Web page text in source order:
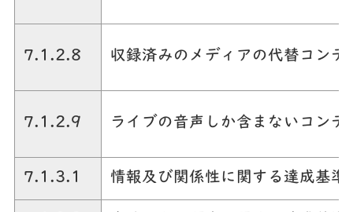
7.1.2.8 収録済みのメディアの代替コン
7.1.2.9 ライブの音声しか含まないコン
7.1.3.1 情報及び関係性に関する達成基準